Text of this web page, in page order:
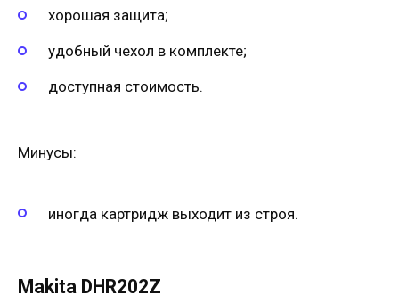
хорошая защита;
удобный чехол в комплекте;
доступная стоимость.
Минусы:
иногда картридж выходит из строя.
Makita DHR202Z